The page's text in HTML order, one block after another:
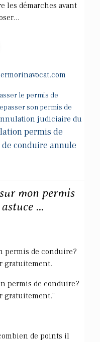
les démarches avant
le permis de
son permis de
judiciaire du
permis de
conduire annule
mon permis
...
permis de conduire?
gratuitement.
permis de conduire?
gratuitement."
de points il